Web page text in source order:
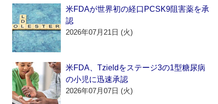
米FDAが世界初の経口PCSK9阻害薬を承
認
2026年07月21日 (火)
米FDA、Tzieldをステージ3の1型糖尿病
の小児に迅速承認
2026年07月07日 (火)